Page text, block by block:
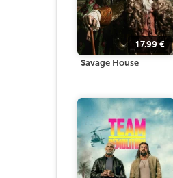
17.99€
Savage House